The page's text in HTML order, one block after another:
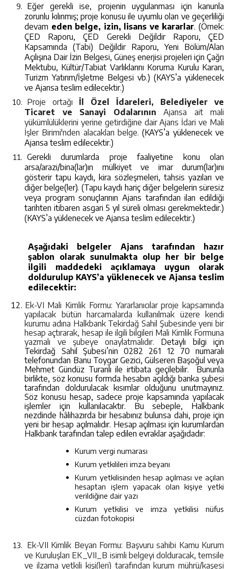
Eğer gerekli ise, projenin uygulanması için kanunla
zorunlu kılınmış; proje konusu ile uyumlu olan ve geçerliliği
devam eden belge, izin, lisans ve kararlar. (Örnek:
ÇED Raporu, ÇED Gerekli Değildir Raporu, ÇED
Kapsamında (Tabi) Değildir Raporu, Yeni Bölüm/Alan
Açılışına Dair İzin Belgesi, Güneş enerjisi projeleri için Çağrı
Mektubu, Kültür/Tabiat Varlıklarını Koruma Kurulu Kararı,
Turizm Yatırım/İşletme Belgesi vb.) (KAYS’a yüklenecek
ve Ajansa teslim edilecektir.)
Proje ortağı İl Özel İdareleri, Belediyeler ve
Ticaret ve Sanayi Odalarının Ajansa ait mali
yükümlülüklerini yerine getirdiğine dair Ajans İdari ve Mali
İşler Birimi'nden alacakları belge. (KAYS’a yüklenecek ve
Ajansa teslim edilecektir.)
Gerekli durumlarda proje faaliyetine konu olan
arsa/arazi/bina(lar)ın mülkiyet ve imar durum(lar)ını
gösterir tapu kaydı, kira sözleşmeleri, tahsis yazıları ve
diğer belge(ler). (Tapu kaydı hariç diğer belgelerin süresiz
veya program sonuçlarının Ajans tarafından ilan edildiği
tarihten itibaren asgari 5 yıl süreli olması gerekmektedir.)
(KAYS’a yüklenecek ve Ajansa teslim edilecektir.)
Aşağıdaki belgeler Ajans tarafından hazır
şablon olarak sunulmakta olup her bir belge
ilgili maddedeki açıklamaya uygun olarak
doldurulup KAYS’a yüklenecek ve Ajansa teslim
edilecektir:
Ek-VI Mali Kimlik Formu: Yararlanıcılar proje kapsamında
yapılacak bütün harcamalarda kullanılmak üzere kendi
kurumu adına Halkbank Tekirdağ Sahil Şubesinde yeni bir
hesap açtırarak, hesap ile ilgili bilgileri Mali Kimlik Formuna
yazmalı ve şubeye onaylatmalıdır. Detaylı bilgi için
Tekirdağ Sahil Şubesi’nin 0282 261 12 70 numaralı
telefonundan Banu Toygar Gezici, Gülseren Başoğul veya
Mehmet Gündüz Turanlı ile irtibata geçilebilir. Bununla
birlikte, söz konusu formda hesabın açıldığı banka şubesi
tarafından doldurulacak kısımlar olduğunu unutmayınız.
Söz konusu hesap, sadece proje kapsamında yapılacak
işlemler için kullanılacaktır. Bu sebeple, Halkbank
nezdinde hâlihazırda bir hesabınız bulunsa dahi, proje için
yeni bir hesap açılmalıdır. Hesap açılması için kurumlardan
Halkbank tarafından talep edilen evraklar aşağıdadır:
Kurum vergi numarası
Kurum yetkilileri imza beyanı
Kurum yetkilisinden hesap açılması ve açılan
hesaptan işlem yapacak olan kişiye yetki
verildiğine dair yazı
Kurum yetkilisi ve imza yetkilisi nüfus
cüzdan fotokopisi
Ek-VII Kimlik Beyan Formu: Başvuru sahibi Kamu Kurum
ve Kuruluşları EK_VII_B isimli belgeyi dolduracak, temsile
ve ilzama yetkili kişi(leri) tarafından kurum mührü/kaşesi